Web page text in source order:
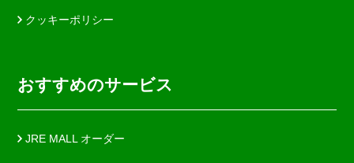
クッキーポリシー
おすすめのサービス
JRE MALL オーダー